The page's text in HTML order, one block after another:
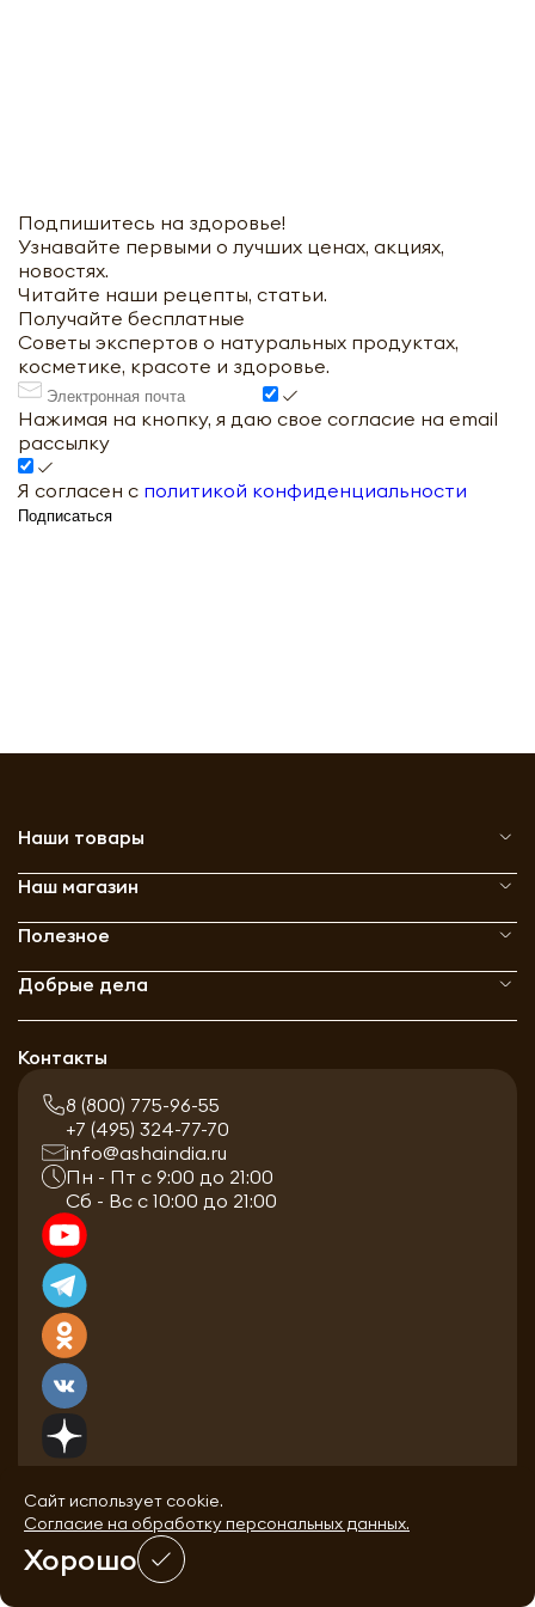
Подпишитесь на здоровье!
Узнавайте первыми о лучших ценах, акциях,
новостях.
Читайте наши рецепты, статьи.
Получайте бесплатные
Советы экспертов о натуральных продуктах,
косметике, красоте и здоровье.
Нажимая на кнопку, я даю свое согласие на email
рассылку
Я согласен с политикой конфиденциальности
Подписаться
Наши товары
Наш магазин
Полезное
Добрые дела
Контакты
8 (800) 775-96-55
+7 (495) 324-77-70
info@ashaindia.ru
Пн - Пт с 9:00 до 21:00
Сб - Вс с 10:00 до 21:00
Сайт использует cookie.
Согласие на обработку персональных данных.
Хорошо